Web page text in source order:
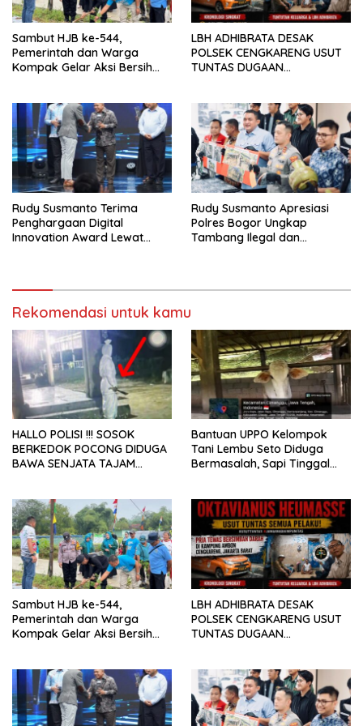
Sambut HJB ke-544,
Pemerintah dan Warga
Kompak Gelar Aksi Bersih
LBH ADHIBRATA DESAK
POLSEK CENGKARENG USUT
TUNTAS DUGAAN
Rudy Susmanto Terima
Penghargaan Digital
Innovation Award Lewat
Rudy Susmanto Apresiasi
Polres Bogor Ungkap
Tambang Ilegal dan
Rekomendasi untuk kamu
HALLO POLISI !!! SOSOK
BERKEDOK POCONG DIDUGA
BAWA SENJATA TAJAM
LEBONG
Bantuan UPPO Kelompok
Tani Lembu Seto Diduga
Bermasalah, Sapi Tinggal
Sambut HJB ke-544,
Pemerintah dan Warga
Kompak Gelar Aksi Bersih
LBH ADHIBRATA DESAK
POLSEK CENGKARENG USUT
TUNTAS DUGAAN